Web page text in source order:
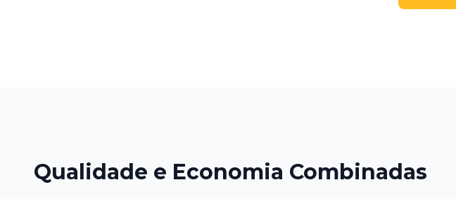
Qualidade e Economia Combinadas